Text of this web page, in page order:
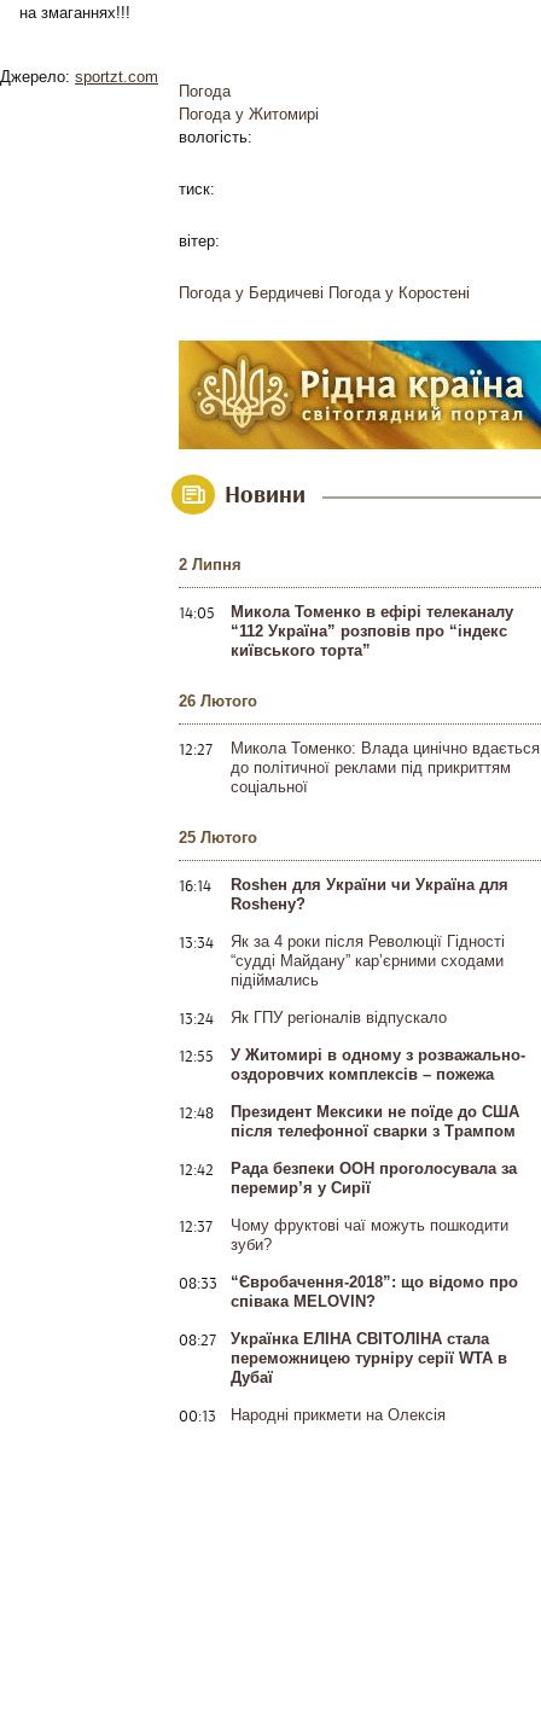
на змаганнях!!!
Джерело: sportzt.com
Погода
Погода у Житомирі
вологість:
тиск:
вітер:
Погода у Бердичеві Погода у Коростені
Новини
2 Липня
14:05
Микола Томенко в ефірі телеканалу
“112 Україна” розповів про “індекс
київського торта”
26 Лютого
12:27
Микола Томенко: Влада цинічно вдається
до політичної реклами під прикриттям
соціальної
25 Лютого
16:14
Rosheн для України чи Україна для
Rosheну?
13:34
Як за 4 роки після Революції Гідності
“судді Майдану” кар’єрними сходами
підіймались
13:24 Як ГПУ регіоналів відпускало
12:55
У Житомирі в одному з розважально-
оздоровчих комплексів – пожежа
12:48
Президент Мексики не поїде до США
після телефонної сварки з Трампом
12:42
Рада безпеки ООН проголосувала за
перемир’я у Сирії
12:37
Чому фруктові чаї можуть пошкодити
зуби?
08:33
“Євробачення-2018”: що відомо про
співака MELOVIN?
08:27
Українка ЕЛІНА СВІТОЛІНА стала
переможницею турніру серії WTA в
Дубаї
00:13 Народні прикмети на Олексія